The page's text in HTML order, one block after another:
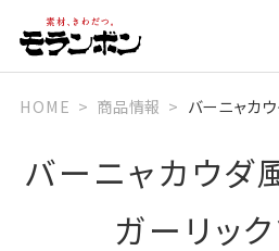
HOME 商品情報 バーニャカ
バーニャカウダ
ガーリッ